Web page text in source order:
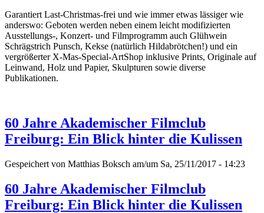
Garantiert Last-Christmas-frei und wie immer etwas lässiger wie
anderswo: Geboten werden neben einem leicht modifizierten
Ausstellungs-, Konzert- und Filmprogramm auch Glühwein
Schrägstrich Punsch, Kekse (natürlich Hildabrötchen!) und ein
vergrößerter X-Mas-Special-ArtShop inklusive Prints, Originale auf
Leinwand, Holz und Papier, Skulpturen sowie diverse
Publikationen.
60 Jahre Akademischer Filmclub
Freiburg: Ein Blick hinter die Kulissen
Gespeichert von Matthias Boksch am/um Sa, 25/11/2017 - 14:23
60 Jahre Akademischer Filmclub
Freiburg: Ein Blick hinter die Kulissen